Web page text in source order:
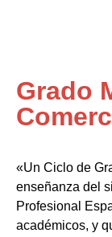
Grado
«Un Ciclo de
enseñanza del
Profesional
académicos, y